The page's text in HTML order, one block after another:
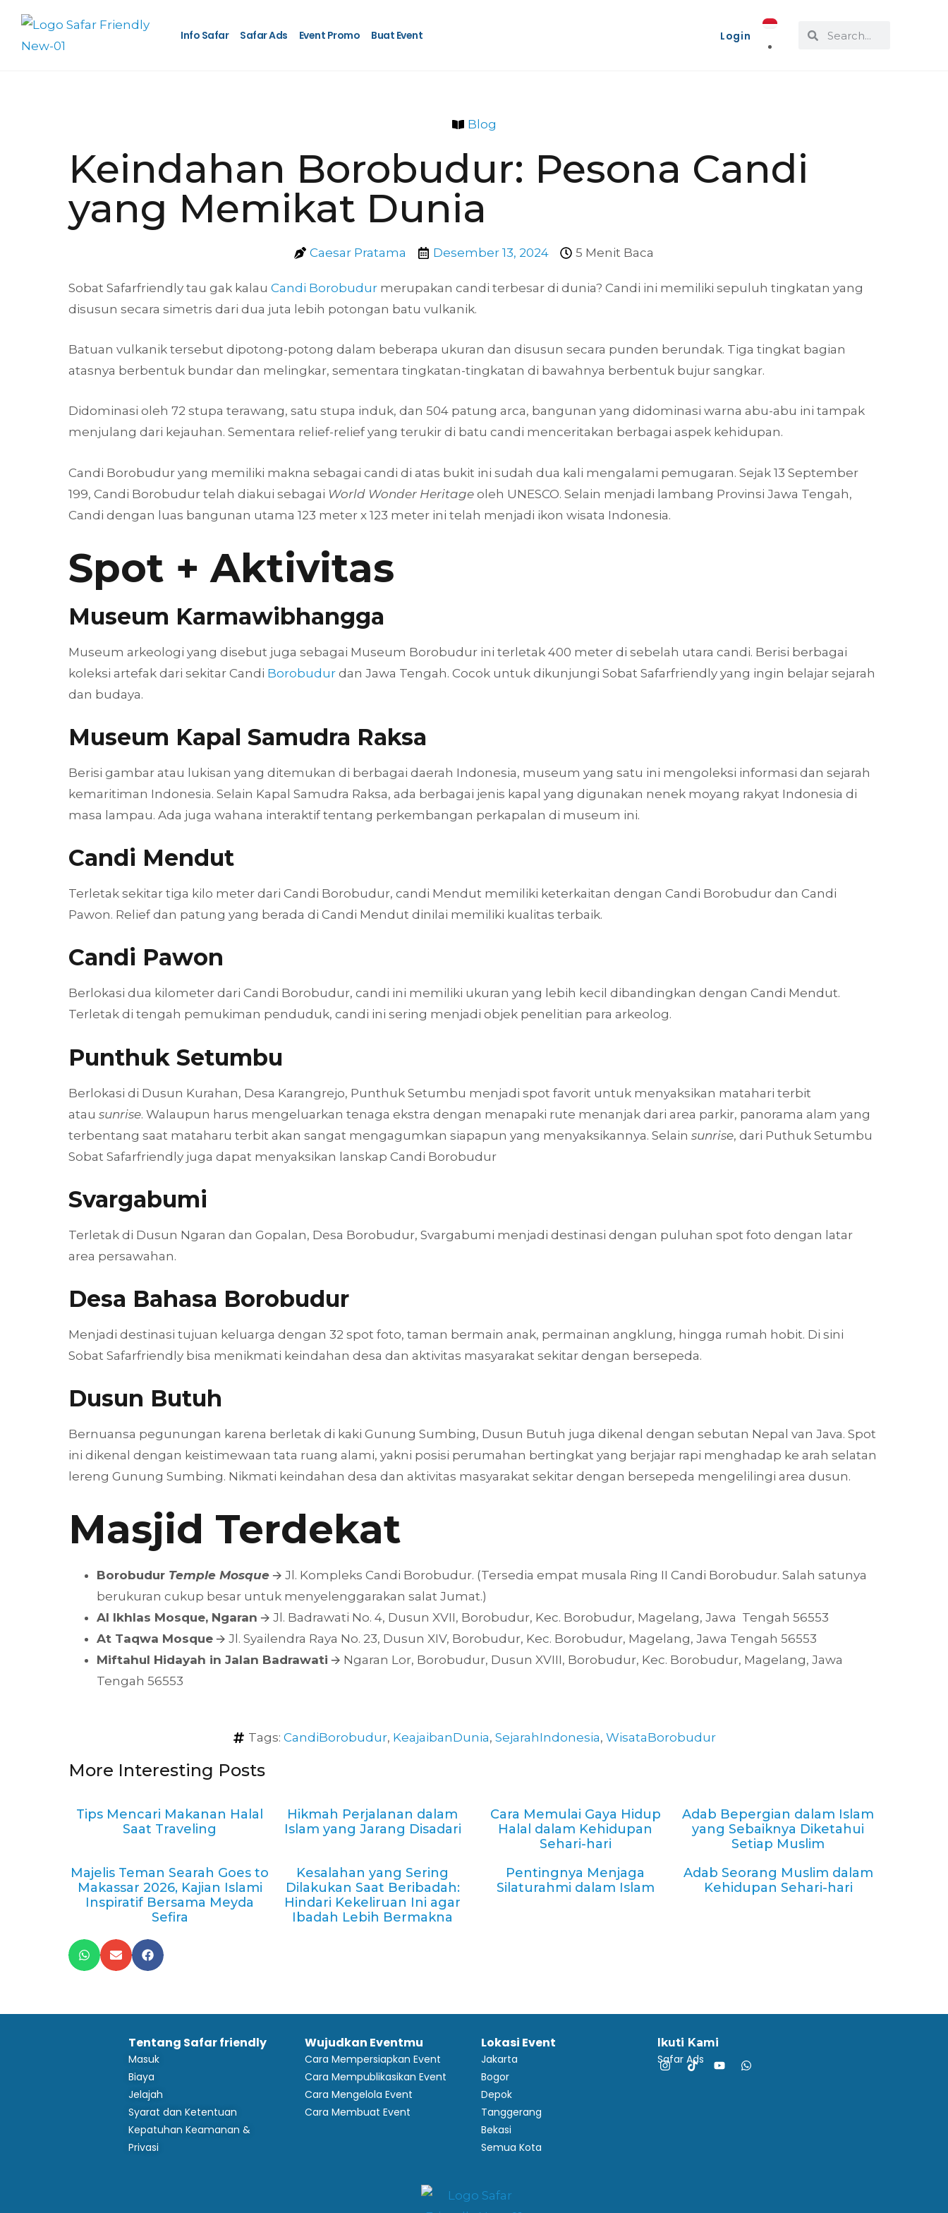
Info Safar Safar Ads Event Promo Buat Event Login
Blog
Keindahan Borobudur: Pesona Candi
yang Memikat Dunia
Caesar Pratama Desember 13, 2024 5 Menit Baca
Sobat Safarfriendly tau gak kalau Candi Borobudur merupakan candi terbesar di dunia? Candi ini memiliki sepuluh tingkatan yang
disusun secara simetris dari dua juta lebih potongan batu vulkanik.
Batuan vulkanik tersebut dipotong-potong dalam beberapa ukuran dan disusun secara punden berundak. Tiga tingkat bagian
atasnya berbentuk bundar dan melingkar, sementara tingkatan-tingkatan di bawahnya berbentuk bujur sangkar.
Didominasi oleh 72 stupa terawang, satu stupa induk, dan 504 patung arca, bangunan yang didominasi warna abu-abu ini tampak
menjulang dari kejauhan. Sementara relief-relief yang terukir di batu candi menceritakan berbagai aspek kehidupan.
Candi Borobudur yang memiliki makna sebagai candi di atas bukit ini sudah dua kali mengalami pemugaran. Sejak 13 September
199, Candi Borobudur telah diakui sebagai World Wonder Heritage oleh UNESCO. Selain menjadi lambang Provinsi Jawa Tengah,
Candi dengan luas bangunan utama 123 meter x 123 meter ini telah menjadi ikon wisata Indonesia.
Spot + Aktivitas
Museum Karmawibhangga
Museum arkeologi yang disebut juga sebagai Museum Borobudur ini terletak 400 meter di sebelah utara candi. Berisi berbagai
koleksi artefak dari sekitar Candi Borobudur dan Jawa Tengah. Cocok untuk dikunjungi Sobat Safarfriendly yang ingin belajar sejarah
dan budaya.
Museum Kapal Samudra Raksa
Berisi gambar atau lukisan yang ditemukan di berbagai daerah Indonesia, museum yang satu ini mengoleksi informasi dan sejarah
kemaritiman Indonesia. Selain Kapal Samudra Raksa, ada berbagai jenis kapal yang digunakan nenek moyang rakyat Indonesia di
masa lampau. Ada juga wahana interaktif tentang perkembangan perkapalan di museum ini.
Candi Mendut
Terletak sekitar tiga kilo meter dari Candi Borobudur, candi Mendut memiliki keterkaitan dengan Candi Borobudur dan Candi
Pawon. Relief dan patung yang berada di Candi Mendut dinilai memiliki kualitas terbaik.
Candi Pawon
Berlokasi dua kilometer dari Candi Borobudur, candi ini memiliki ukuran yang lebih kecil dibandingkan dengan Candi Mendut.
Terletak di tengah pemukiman penduduk, candi ini sering menjadi objek penelitian para arkeolog.
Punthuk Setumbu
Berlokasi di Dusun Kurahan, Desa Karangrejo, Punthuk Setumbu menjadi spot favorit untuk menyaksikan matahari terbit
atau sunrise. Walaupun harus mengeluarkan tenaga ekstra dengan menapaki rute menanjak dari area parkir, panorama alam yang
terbentang saat mataharu terbit akan sangat mengagumkan siapapun yang menyaksikannya. Selain sunrise, dari Puthuk Setumbu
Sobat Safarfriendly juga dapat menyaksikan lanskap Candi Borobudur
Svargabumi
Terletak di Dusun Ngaran dan Gopalan, Desa Borobudur, Svargabumi menjadi destinasi dengan puluhan spot foto dengan latar
area persawahan.
Desa Bahasa Borobudur
Menjadi destinasi tujuan keluarga dengan 32 spot foto, taman bermain anak, permainan angklung, hingga rumah hobit. Di sini
Sobat Safarfriendly bisa menikmati keindahan desa dan aktivitas masyarakat sekitar dengan bersepeda.
Dusun Butuh
Bernuansa pegunungan karena berletak di kaki Gunung Sumbing, Dusun Butuh juga dikenal dengan sebutan Nepal van Java. Spot
ini dikenal dengan keistimewaan tata ruang alami, yakni posisi perumahan bertingkat yang berjajar rapi menghadap ke arah selatan
lereng Gunung Sumbing. Nikmati keindahan desa dan aktivitas masyarakat sekitar dengan bersepeda mengelilingi area dusun.
Masjid Terdekat
Borobudur Temple Mosque 🡪 Jl. Kompleks Candi Borobudur. (Tersedia empat musala Ring II Candi Borobudur. Salah satunya
berukuran cukup besar untuk menyelenggarakan salat Jumat.)
Al Ikhlas Mosque, Ngaran 🡪 Jl. Badrawati No. 4, Dusun XVII, Borobudur, Kec. Borobudur, Magelang, Jawa Tengah 56553
At Taqwa Mosque 🡪 Jl. Syailendra Raya No. 23, Dusun XIV, Borobudur, Kec. Borobudur, Magelang, Jawa Tengah 56553
Miftahul Hidayah in Jalan Badrawati 🡪 Ngaran Lor, Borobudur, Dusun XVIII, Borobudur, Kec. Borobudur, Magelang, Jawa
Tengah 56553
Tags: CandiBorobudur, KeajaibanDunia, SejarahIndonesia, WisataBorobudur
More Interesting Posts
Tips Mencari Makanan Halal
Saat Traveling
Hikmah Perjalanan dalam
Islam yang Jarang Disadari
Cara Memulai Gaya Hidup
Halal dalam Kehidupan
Sehari-hari
Adab Bepergian dalam Islam
yang Sebaiknya Diketahui
Setiap Muslim
Majelis Teman Searah Goes to
Makassar 2026, Kajian Islami
Inspiratif Bersama Meyda
Sefira
Kesalahan yang Sering
Dilakukan Saat Beribadah:
Hindari Kekeliruan Ini agar
Ibadah Lebih Bermakna
Pentingnya Menjaga
Silaturahmi dalam Islam
Adab Seorang Muslim dalam
Kehidupan Sehari-hari
Tentang Safar friendly
Masuk
Biaya
Jelajah
Syarat dan Ketentuan
Kepatuhan Keamanan &
Privasi
Wujudkan Eventmu
Cara Mempersiapkan Event
Cara Mempublikasikan Event
Cara Mengelola Event
Cara Membuat Event
Lokasi Event
Jakarta
Bogor
Depok
Tanggerang
Bekasi
Semua Kota
Ikuti Kami
Safar Ads